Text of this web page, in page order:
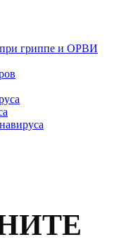
гриппе и ОРВИ